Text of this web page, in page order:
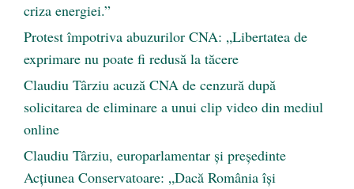
criza energiei.”
Protest împotriva abuzurilor CNA: „Libertatea de
exprimare nu poate fi redusă la tăcere
Claudiu Târziu acuză CNA de cenzură după
solicitarea de eliminare a unui clip video din mediul
online
Claudiu Târziu, europarlamentar și președinte
Acțiunea Conservatoare: „Dacă România își